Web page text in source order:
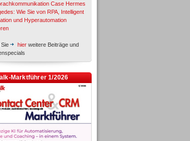
Case Hermes
Wie Sie von RPA, Intelligent
und Hyperautomation
hier weitere Beiträge und
Marktführer 1/2026